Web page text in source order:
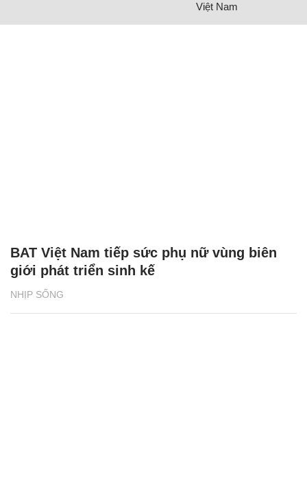
Việt Nam
NHỊP SỐNG
BAT Việt Nam tiếp sức phụ nữ vùng biên
giới phát triển sinh kế